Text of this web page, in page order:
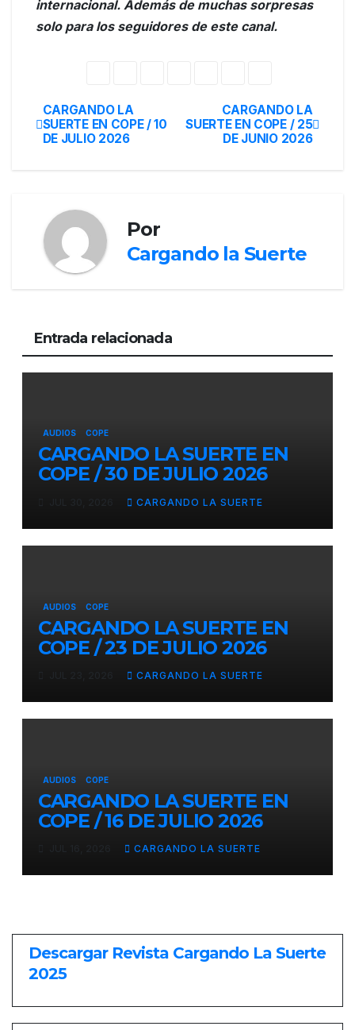
internacional. Además de muchas sorpresas
solo para los seguidores de este canal.
CARGANDO LA
SUERTE EN COPE / 25
DE JUNIO 2026
CARGANDO LA
SUERTE EN COPE / 10
DE JULIO 2026
Por
Cargando la Suerte
Entrada relacionada
AUDIOS COPE
CARGANDO LA SUERTE EN
COPE / 30 DE JULIO 2026
CARGANDO LA SUERTE
AUDIOS COPE
CARGANDO LA SUERTE EN
COPE / 23 DE JULIO 2026
CARGANDO LA SUERTE
AUDIOS COPE
CARGANDO LA SUERTE EN
COPE / 16 DE JULIO 2026
CARGANDO LA SUERTE
Descargar Revista Cargando La Suerte
2025